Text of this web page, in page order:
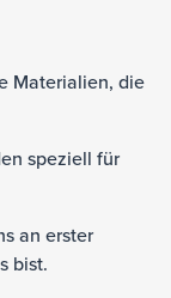
Materialien, die
speziell für
an erster
bist.